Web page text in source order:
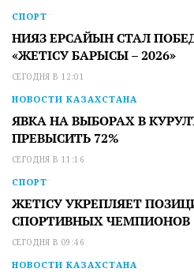
СПОРТ
НИЯЗ ЕРСАЙЫН СТАЛ
«ЖЕТІСУ БАРЫСЫ – 2026»
СЕГОДНЯ В 12:01
НОВОСТИ КАЗАХСТАНА
ЯВКА НА ВЫБОРАХ В
ПРЕВЫСИТЬ 72%
СЕГОДНЯ В 11:16
СПОРТ
ЖЕТІСУ УКРЕПЛЯЕТ
СПОРТИВНЫХ ЧЕМПИОНОВ
СЕГОДНЯ В 09:46
НОВОСТИ КАЗАХСТАНА